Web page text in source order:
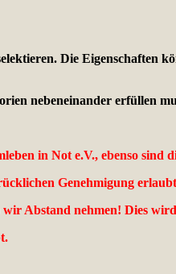
Die
nebeneinander erfüllen
in Not e.V., ebenso sind
Genehmigung
Abstand nehmen! Dies